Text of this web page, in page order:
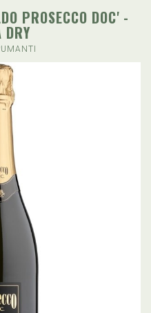
PROSECCO DOC' -
DRY